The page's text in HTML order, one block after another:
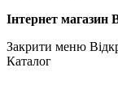
Інтернет магазин
Закрити меню
Каталог